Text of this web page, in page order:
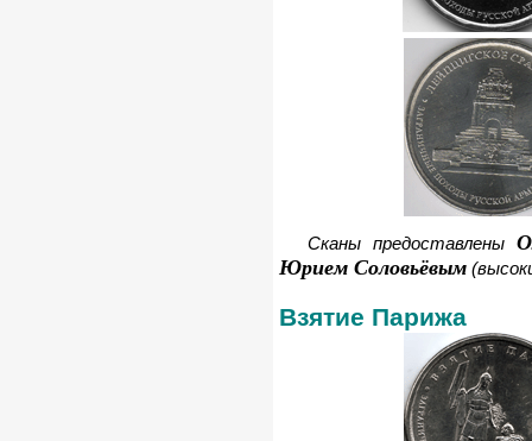
Сканы предоставлены
Юрием Соловьёвым
Взятие Парижа